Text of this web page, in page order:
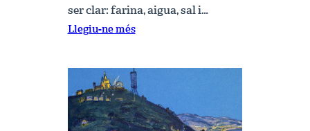
ser clar: farina, aigua, sal i…
Llegiu-ne més:
pa
nostre
de
cada